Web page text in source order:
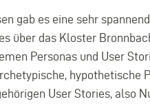
gab es eine sehr
über das Kloster
Personas und User
hypothetische
User Stories, also